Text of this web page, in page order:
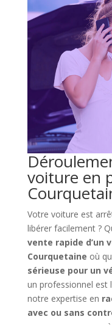
voiture en
Votre voiture est
libérer facilement ?
vente rapide d’un
Courquetaine où
sérieuse pour un
un professionnel est
notre expertise en
avec ou sans